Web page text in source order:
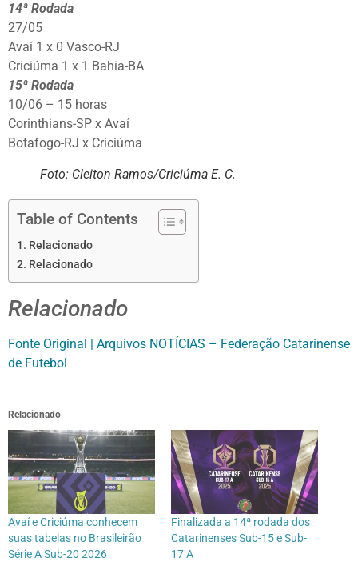
14ª Rodada
27/05
Avaí 1 x 0 Vasco-RJ
Criciúma 1 x 1 Bahia-BA
15ª Rodada
10/06 – 15 horas
Corinthians-SP x Avaí
Botafogo-RJ x Criciúma
Foto: Cleiton Ramos/Criciúma E. C.
Table of Contents
Relacionado
Relacionado
Relacionado
Fonte Original | Arquivos NOTÍCIAS – Federação Catarinense
de Futebol
Relacionado
Avaí e Criciúma conhecem
suas tabelas no Brasileirão
Série A Sub-20 2026
Finalizada a 14ª rodada dos
Catarinenses Sub-15 e Sub-
17 A